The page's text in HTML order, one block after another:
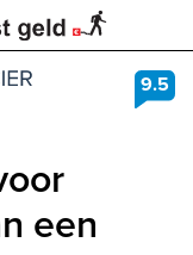
9.5
een